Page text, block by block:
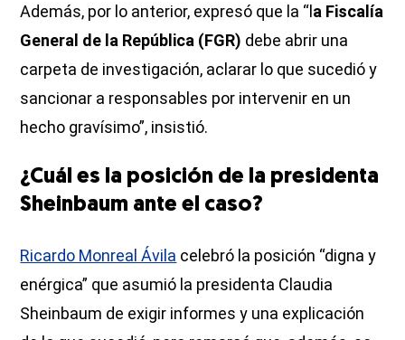
Además, por lo anterior, expresó que la “la Fiscalía
General de la República (FGR) debe abrir una
carpeta de investigación, aclarar lo que sucedió y
sancionar a responsables por intervenir en un
hecho gravísimo”, insistió.
¿Cuál es la posición de la presidenta
Sheinbaum ante el caso?
Ricardo Monreal Ávila celebró la posición “digna y
enérgica” que asumió la presidenta Claudia
Sheinbaum de exigir informes y una explicación